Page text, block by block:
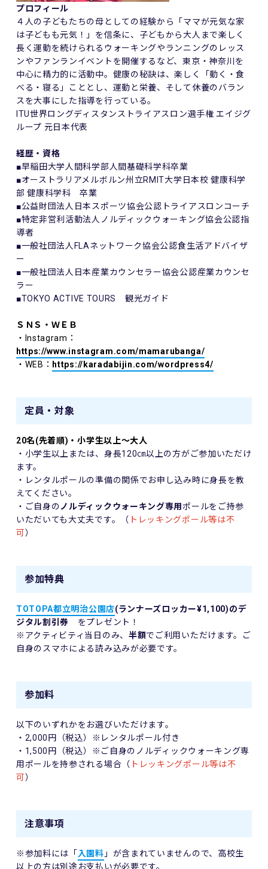
プロフィール
４人の子どもたちの母としての経験から「ママが元気な家
は子どもも元気！」を信条に、子どもから大人まで楽しく
長く運動を続けられるウォーキングやランニングのレッス
ンやファンランイベントを開催するなど、東京・神奈川を
中心に精力的に活動中。健康の秘訣は、楽しく「動く・食
べる・寝る」こととし、運動と栄養、そして休養のバラン
スを大事にした指導を行っている。
ITU世界ロングディスタンストライアスロン選手権 エイジグ
ループ 元日本代表
経歴・資格
■早稲田大学人間科学部人間基礎科学科卒業
■オーストラリアメルボルン州立RMIT大学日本校 健康科学
部 健康科学科 卒業
■公益財団法人日本スポーツ協会公認トライアスロンコーチ
■特定非営利活動法人ノルディックウォーキング協会公認指
導者
■一般社団法人FLAネットワーク協会公認食生活アドバイザ
ー
■一般社団法人日本産業カウンセラー協会公認産業カウンセ
ラー
■TOKYO ACTIVE TOURS 観光ガイド
ＳＮＳ・ＷＥＢ
・Instagram：
https://www.instagram.com/mamarubanga/
・WEB： https://karadabijin.com/wordpress4/
定員・対象
20名(先着順)・小学生以上～大人
・小学生以上または、身長120㎝以上の方がご参加いただけ
ます。
・レンタルポールの準備の関係でお申し込み時に身長を教
えてください。
・ご自身のノルディックウォーキング専用ポールをご持参
いただいても大丈夫です。（ トレッキングポール等は不
可）
参加特典
TOTOPA都立明治公園店(ランナーズロッカー¥1,100)のデ
ジタル割引券 をプレゼント！
※アクティビティ当日のみ、 半額でご利用いただけます。ご
自身のスマホによる読み込みが必要です。
参加料
以下のいずれかをお選びいただけます。
・2,000円（税込）※レンタルポール付き
・1,500円（税込）※ご自身のノルディックウォーキング専
用ポールを持参される場合（ トレッキングポール等は不
可）
注意事項
※参加料には「 入園料 」が含まれていませんので、高校生
以上の方は別途お支払いが必要です。